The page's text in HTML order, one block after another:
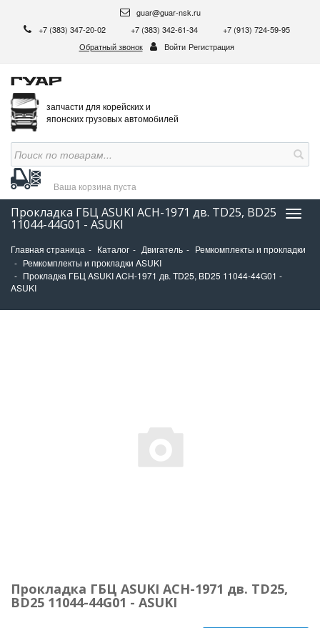
guar@guar-nsk.ru
+7 (383) 347-20-02
+7 (383) 342-61-34
+7 (913) 724-59-95
Обратный звонок
Войти Регистрация
запчасти для корейских и
японских грузовых автомобилей
Ваша корзина пуста
Прокладка ГБЦ ASUKI ACH-1971 дв. TD25, BD25
11044-44G01 - ASUKI
Главная страница Каталог Двигатель
Ремкомплекты и прокладки
Ремкомплекты и прокладки ASUKI
Прокладка ГБЦ ASUKI ACH-1971 дв. TD25, BD25 11044-44G01 -
ASUKI
Прокладка ГБЦ ASUKI ACH-1971 дв. TD25,
BD25 11044-44G01 - ASUKI